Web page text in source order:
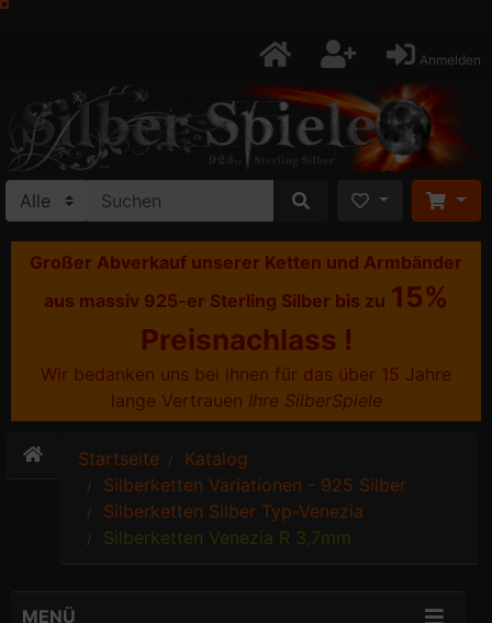
Anmelden
Großer Abverkauf unserer Ketten und Armbänder
aus massiv 925-er Sterling Silber bis zu 15%
Preisnachlass !
Wir bedanken uns bei ihnen für das über 15 Jahre
lange Vertrauen Ihre SilberSpiele
Startseite
Katalog
Silberketten Variationen - 925 Silber
Silberketten Silber Typ-Venezia
Silberketten Venezia R 3,7mm
MENÜ